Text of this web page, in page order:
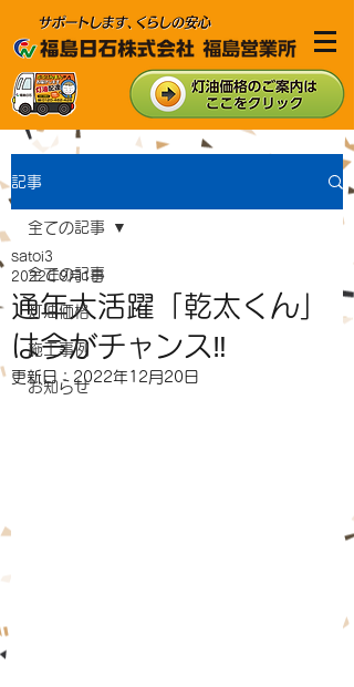
記事
全ての記事
灯油価格
施工事例
お知らせ
全ての記事
通年大活躍「乾太くん」
は今がチャンス‼
satoi3
2022年9月1日
更新日： 2022年12月20日